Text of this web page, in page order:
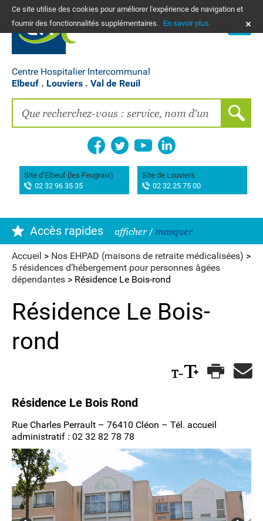
Ce site utilise des cookies pour améliorer l'expérience de navigation et
fournir des fonctionnalités supplémentaires. En savoir plus
Centre Hospitalier Intercommunal
Elbeuf . Louviers . Val de Reuil
Site d’Elbeuf (les Feugrais)
02 32 96 35 35
Site de Louviers
02 32 25 75 00
PLANS
PATIENTS, PROCHES, PROFESSIONNELS
EMPLOIS
Accès rapides afficher/ masquer
Vos frais de santé & paiement en ligne
Recherche clinique
La Maison des femmes
Association AIMES
Hôpital de Bourg-Achard Pierre Hurabielle
Accueil > Nos EHPAD (maisons de retraite médicalisées) >
5 résidences d’hébergement pour personnes âgées
dépendantes > Résidence Le Bois-rond
Résidence Le Bois-
rond
Résidence Le Bois Rond
Rue Charles Perrault – 76410 Cléon – Tél. accueil
administratif : 02 32 82 78 78